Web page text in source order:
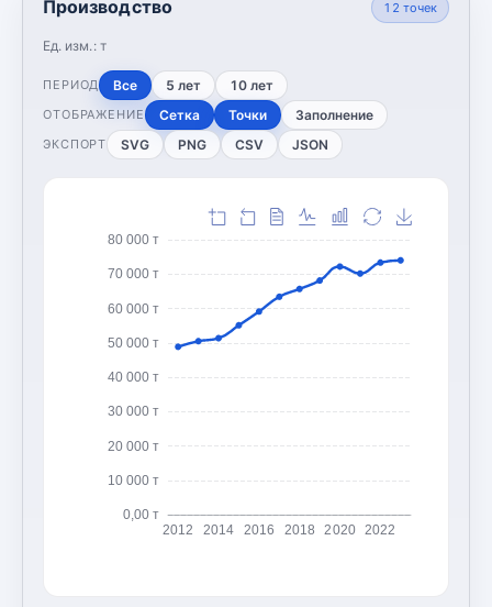
Производство
Ед. изм.: т
12 точек
ПЕРИОД Все 5 лет 10 лет
ОТОБРАЖЕНИЕ Сетка Точки Заполнение
ЭКСПОРТ SVG PNG CSV JSON
0,00 т
10 000 т
20 000 т
30 000 т
40 000 т
50 000 т
60 000 т
70 000 т
80 000 т
2012 2014 2016 2018 2020 2022